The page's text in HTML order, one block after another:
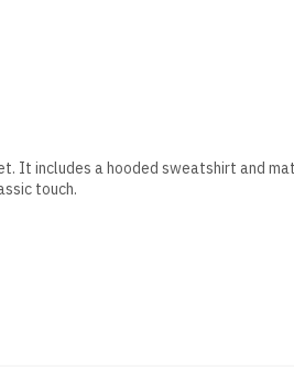
It includes a hooded sweatshirt and
touch.